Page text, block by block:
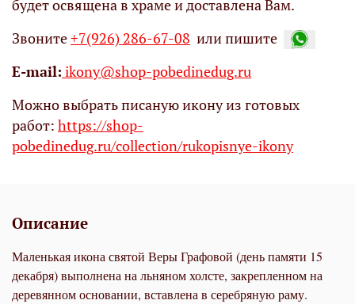
будет освящена в храме и доставлена Вам.
Звоните+7(926) 286-67-08 или пишите
Е-mail: ikony@shop-pobedinedug.ru
Можно выбрать писаную икону из готовых
работ: https://shop-
pobedinedug.ru/collection/rukopisnye-ikony
Описание
Маленькая икона святой Веры Графовой (день памяти 15
декабря) выполнена на льняном холсте, закрепленном на
деревянном основании, вставлена в серебряную раму.